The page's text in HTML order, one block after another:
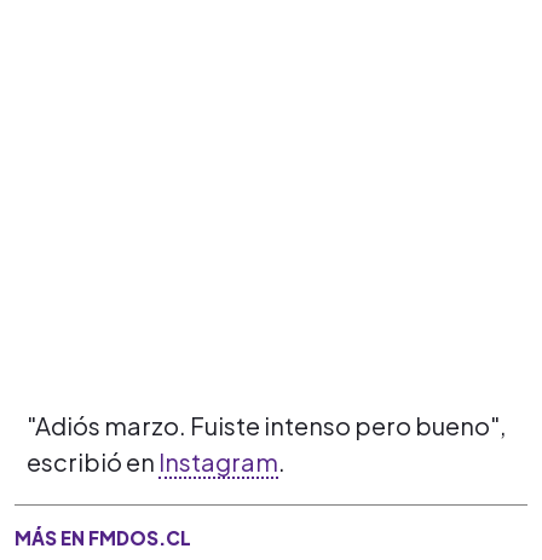
"Adiós marzo. Fuiste intenso pero bueno",
escribió en Instagram.
MÁS EN FMDOS.CL